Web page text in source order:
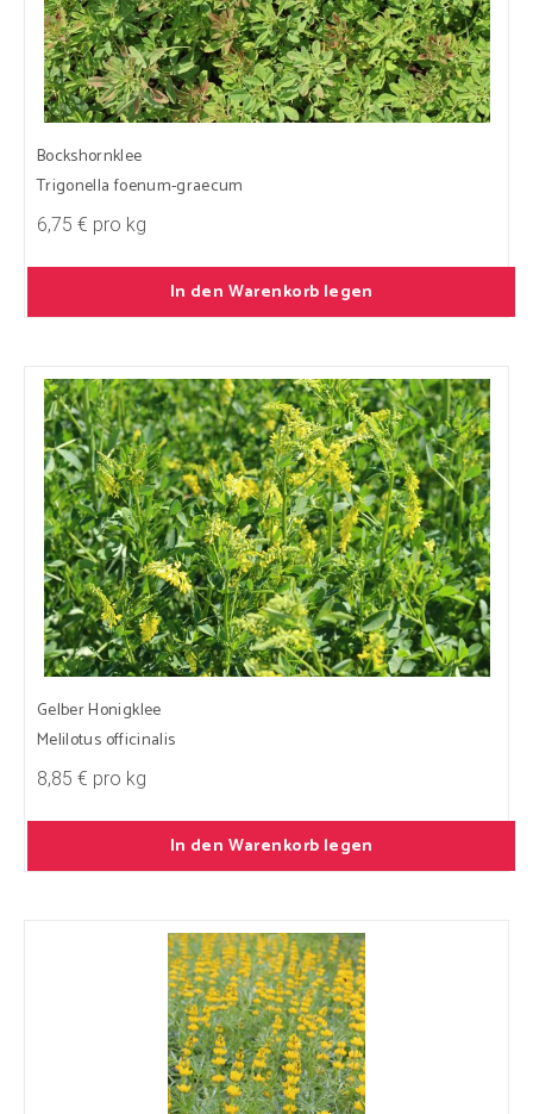
Bockshornklee
Trigonella foenum-graecum
6,75 € pro kg
In den Warenkorb legen
Gelber Honigklee
Melilotus officinalis
8,85 € pro kg
In den Warenkorb legen